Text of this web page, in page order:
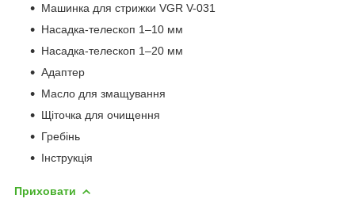
Машинка для стрижки VGR V-031
Насадка-телескоп 1–10 мм
Насадка-телескоп 1–20 мм
Адаптер
Масло для змащування
Щіточка для очищення
Гребінь
Інструкція
Приховати